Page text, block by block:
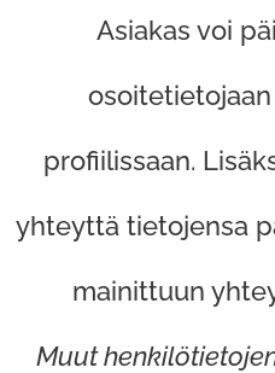
Asiakas voi
profiilissaan.
yhteyttä tietojensa
mainittuun
Muut